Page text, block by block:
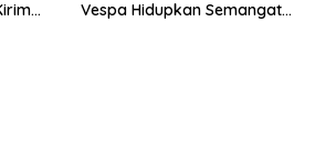
Vespa Hidupkan Semangat